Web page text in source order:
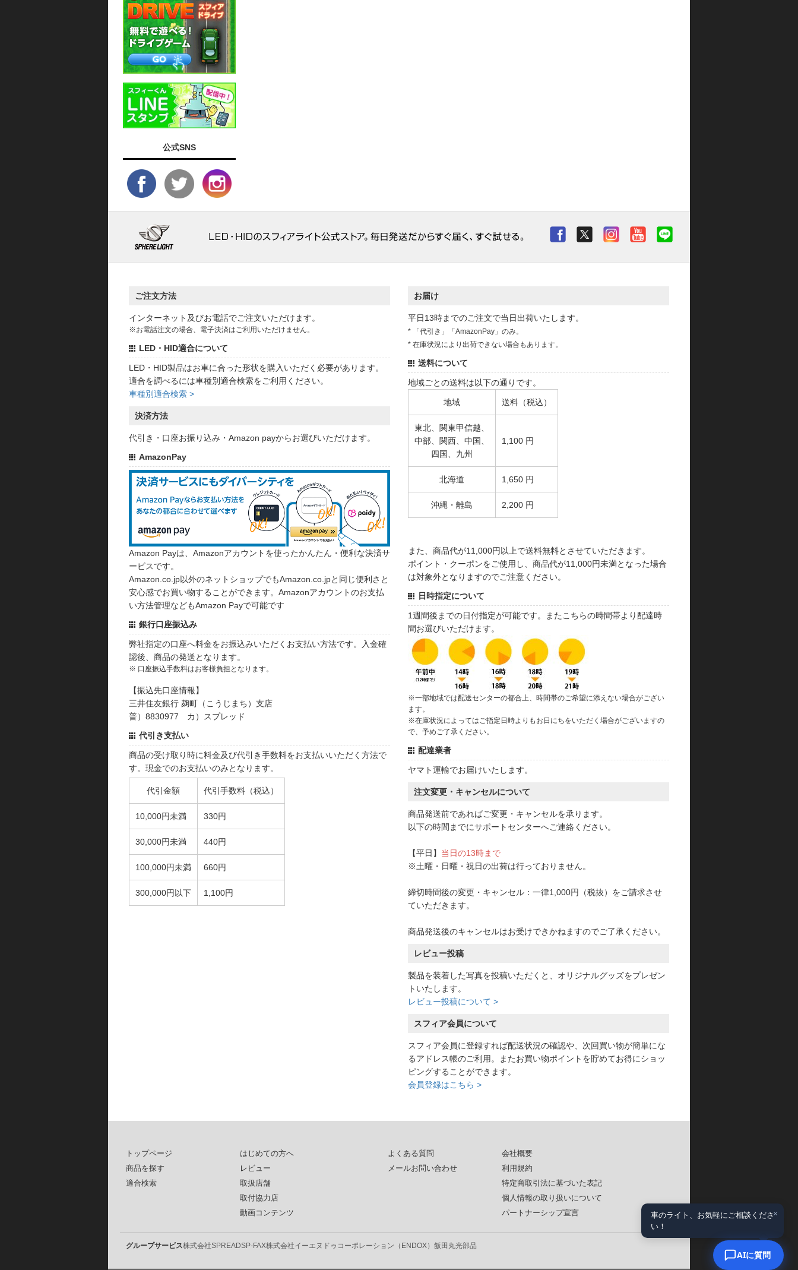
公式SNS
ご注文方法
インターネット及びお電話でご注文いただけます。
※お電話注文の場合、電子決済はご利用いただけません。
LED・HID適合について
LED・HID製品はお車に合った形状を購入いただく必要があります。
適合を調べるには車種別適合検索をご利用ください。
車種別適合検索 >
決済方法
代引き・口座お振り込み・Amazon payからお選びいただけます。
AmazonPay
Amazon Payは、Amazonアカウントを使ったかんたん・便利な決済サ
ービスです。
Amazon.co.jp以外のネットショップでもAmazon.co.jpと同じ便利さと
安心感でお買い物することができます。Amazonアカウントのお支払
い方法管理などもAmazon Payで可能です
銀行口座振込み
弊社指定の口座へ料金をお振込みいただくお支払い方法です。入金確
認後、商品の発送となります。
※ 口座振込手数料はお客様負担となります。
【振込先口座情報】
三井住友銀行 麹町（こうじまち）支店
普）8830977 カ）スプレッド
代引き支払い
商品の受け取り時に料金及び代引き手数料をお支払いいただく方法で
す。現金でのお支払いのみとなります。
代引金額 代引手数料（税込）
10,000円未満 330円
30,000円未満 440円
100,000円未満 660円
300,000円以下 1,100円
お届け
平日13時までのご注文で当日出荷いたします。
* 「代引き」「AmazonPay」のみ。
* 在庫状況により出荷できない場合もあります。
送料について
地域ごとの送料は以下の通りです。
地域 送料（税込）
東北、関東甲信越、
中部、関西、中国、
四国、九州
1,100 円
北海道 1,650 円
沖縄・離島 2,200 円
また、商品代が11,000円以上で送料無料とさせていただきます。
ポイント・クーポンをご使用し、商品代が11,000円未満となった場合
は対象外となりますのでご注意ください。
日時指定について
1週間後までの日付指定が可能です。またこちらの時間帯より配達時
間お選びいただけます。
※一部地域では配送センターの都合上、時間帯のご希望に添えない場合がござい
ます。
※在庫状況によってはご指定日時よりもお日にちをいただく場合がございますの
で、予めご了承ください。
配達業者
ヤマト運輸でお届けいたします。
注文変更・キャンセルについて
商品発送前であればご変更・キャンセルを承ります。
以下の時間までにサポートセンターへご連絡ください。
【平日】 当日の13時まで
※土曜・日曜・祝日の出荷は行っておりません。
締切時間後の変更・キャンセル：一律1,000円（税抜）をご請求させ
ていただきます。
商品発送後のキャンセルはお受けできかねますのでご了承ください。
レビュー投稿
製品を装着した写真を投稿いただくと、オリジナルグッズをプレゼン
トいたします。
レビュー投稿について >
スフィア会員について
スフィア会員に登録すれば配送状況の確認や、次回買い物が簡単にな
るアドレス帳のご利用。またお買い物ポイントを貯めてお得にショッ
ピングすることができます。
会員登録はこちら >
トップページ
商品を探す
適合検索
はじめての方へ
レビュー
取扱店舗
取付協力店
動画コンテンツ
よくある質問
メールお問い合わせ
会社概要
利用規約
特定商取引法に基づいた表記
個人情報の取り扱いについて
パートナーシップ宣言
グループサービス株式会社SPREADSP-FAX株式会社イーエヌドゥコーポレーション（ENDOX） 飯田丸光部品
AIに質問
×
車のライト、お気軽にご相談くださ
い！